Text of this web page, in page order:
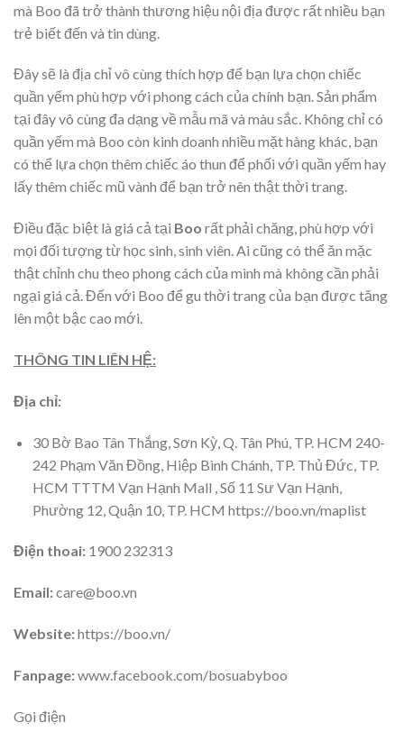
mà Boo đã trở thành thương hiệu nội địa được rất nhiều bạn
trẻ biết đến và tin dùng.
Đây sẽ là địa chỉ vô cùng thích hợp để bạn lựa chọn chiếc
quần yếm phù hợp với phong cách của chính bạn. Sản phẩm
tại đây vô cùng đa dạng về mẫu mã và màu sắc. Không chỉ có
quần yếm mà Boo còn kinh doanh nhiều mặt hàng khác, bạn
có thể lựa chọn thêm chiếc áo thun để phối với quần yếm hay
lấy thêm chiếc mũ vành để bạn trở nên thật thời trang.
Điều đặc biệt là giá cả tại Boo rất phải chăng, phù hợp với
mọi đối tượng từ học sinh, sinh viên. Ai cũng có thể ăn mặc
thật chỉnh chu theo phong cách của mình mà không cần phải
ngại giá cả. Đến với Boo để gu thời trang của bạn được tăng
lên một bậc cao mới.
THÔNG TIN LIÊN HỆ:
Địa chỉ:
30 Bờ Bao Tân Thắng, Sơn Kỳ, Q. Tân Phú, TP. HCM 240-
242 Phạm Văn Đồng, Hiệp Bình Chánh, TP. Thủ Đức, TP.
HCM TTTM Vạn Hạnh Mall , Số 11 Sư Vạn Hạnh,
Phường 12, Quận 10, TP. HCM https://boo.vn/maplist
Điện thoai: 1900 232313
Email:care@boo.vn
Website:https://boo.vn/
Fanpage:www.facebook.com/bosuabyboo
Gọi điện